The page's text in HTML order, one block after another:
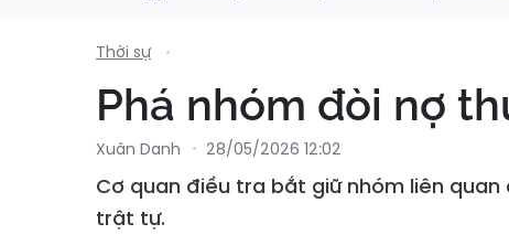
Thời sự
Phá nhóm đòi nợ
Xuân Danh 28/05/2026 12:02
Cơ quan điều tra bắt giữ nhóm liên
trật tự.